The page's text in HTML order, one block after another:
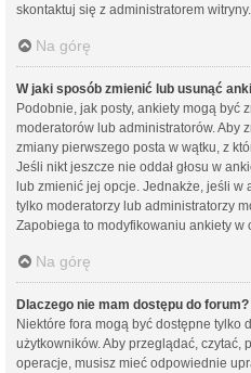
skontaktuj się z administratorem witryny.
Na górę
W jaki sposób zmienić lub usunąć
Podobnie, jak posty, ankiety mogą być
moderatorów lub administratorów. Aby
zmiany pierwszego posta w wątku, z
Jeśli nikt jeszcze nie oddał głosu w
lub zmienić jej opcje. Jednakże, jeśli w
tylko moderatorzy lub administratorzy
Zapobiega to modyfikowaniu ankiety w
Na górę
Dlaczego nie mam dostępu do forum?
Niektóre fora mogą być dostępne tylko
użytkowników. Aby przeglądać, czytać,
operacje, musisz mieć odpowiednie